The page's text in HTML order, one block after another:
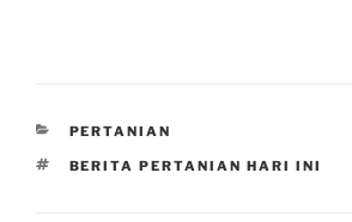
CATEGORIES
PERTANIAN
TAGS
BERITA PERTANIAN HARI INI